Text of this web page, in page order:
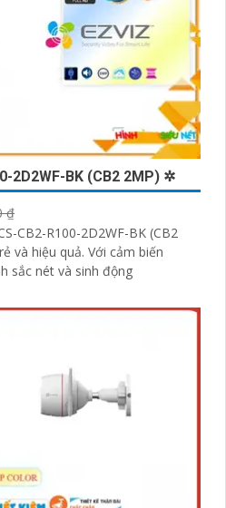
2D2WF-BK (CB2 2MP) ✲
₫
CB2-R100-2D2WF-BK (CB2
quả. Với cảm biến
sắc nét và sinh động